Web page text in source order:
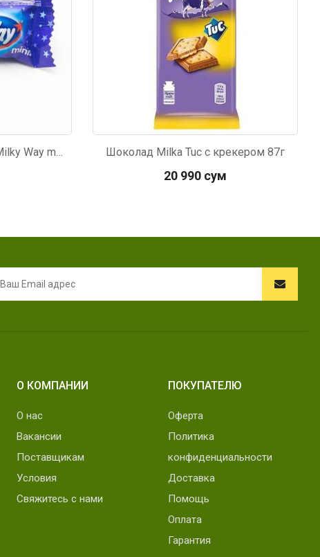
Шоколадный батончик Milky Way minis 176г Шоколад Milka Tuc с крекером 87г
20 990 сум
О КОМПАНИИ
О нас
Вакансии
Поставщикам
Условия
Свяжитесь с нами
ПОКУПАТЕЛЮ
Оферта
Политика
конфиденциальности
Доставка
Помощь
Оплата
Гарантия